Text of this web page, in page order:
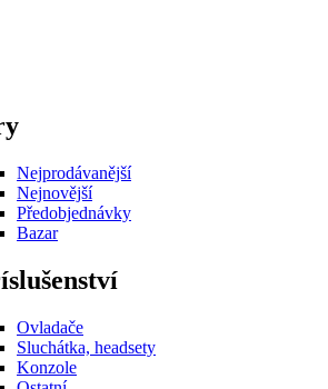
Nejprodávanější
Nejnovější
Předobjednávky
Bazar
Ovladače
Sluchátka, headsety
Konzole